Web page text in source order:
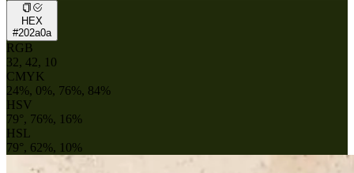
HEX
#202a0a
RGB
32, 42, 10
CMYK
24%, 0%, 76%, 84%
HSV
79°, 76%, 16%
HSL
79°, 62%, 10%